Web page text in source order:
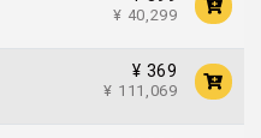
¥ 40,299
¥ 369
¥ 111,069